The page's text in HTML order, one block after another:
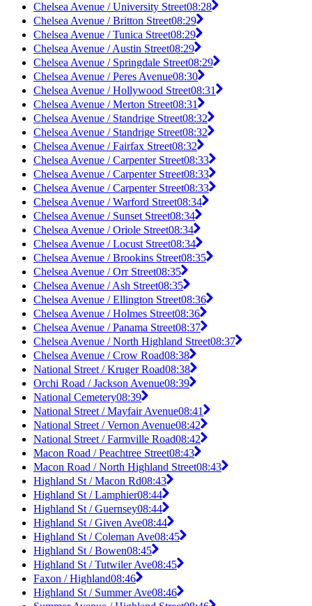
Chelsea Avenue / University Street08:28
Chelsea Avenue / Britton Street08:29
Chelsea Avenue / Tunica Street08:29
Chelsea Avenue / Austin Street08:29
Chelsea Avenue / Springdale Street08:29
Chelsea Avenue / Peres Avenue08:30
Chelsea Avenue / Hollywood Street08:31
Chelsea Avenue / Merton Street08:31
Chelsea Avenue / Standrige Street08:32
Chelsea Avenue / Standrige Street08:32
Chelsea Avenue / Fairfax Street08:32
Chelsea Avenue / Carpenter Street08:33
Chelsea Avenue / Carpenter Street08:33
Chelsea Avenue / Carpenter Street08:33
Chelsea Avenue / Warford Street08:34
Chelsea Avenue / Sunset Street08:34
Chelsea Avenue / Oriole Street08:34
Chelsea Avenue / Locust Street08:34
Chelsea Avenue / Brookins Street08:35
Chelsea Avenue / Orr Street08:35
Chelsea Avenue / Ash Street08:35
Chelsea Avenue / Ellington Street08:36
Chelsea Avenue / Holmes Street08:36
Chelsea Avenue / Panama Street08:37
Chelsea Avenue / North Highland Street08:37
Chelsea Avenue / Crow Road08:38
National Street / Kruger Road08:38
Orchi Road / Jackson Avenue08:39
National Cemetery08:39
National Street / Mayfair Avenue08:41
National Street / Vernon Avenue08:42
National Street / Farmville Road08:42
Macon Road / Peachtree Street08:43
Macon Road / North Highland Street08:43
Highland St / Macon Rd08:43
Highland St / Lamphier08:44
Highland St / Guernsey08:44
Highland St / Given Ave08:44
Highland St / Coleman Ave08:45
Highland St / Bowen08:45
Highland St / Tutwiler Ave08:45
Faxon / Highland08:46
Highland St / Summer Ave08:46